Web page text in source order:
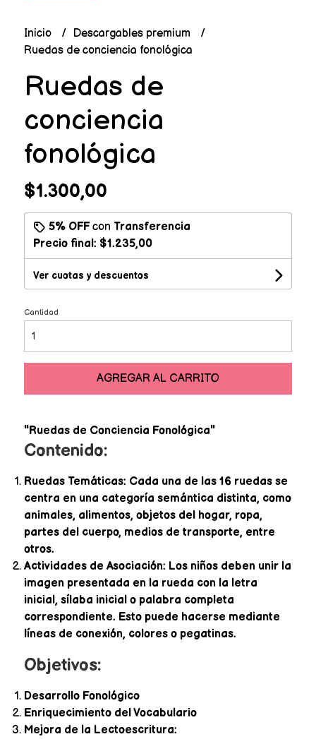
Inicio
Descargables premium
Ruedas de conciencia fonológica
Ruedas de
conciencia
fonológica
$1.300,00
5% OFFcon Transferencia
Precio final: $1.235,00
Ver cuotas y descuentos
Cantidad
AGREGAR AL CARRITO
"Ruedas de Conciencia Fonológica"
Contenido:
Ruedas Temáticas: Cada una de las 16 ruedas se
centra en una categoría semántica distinta, como
animales, alimentos, objetos del hogar, ropa,
partes del cuerpo, medios de transporte, entre
otros.
Actividades de Asociación: Los niños deben unir la
imagen presentada en la rueda con la letra
inicial, sílaba inicial o palabra completa
correspondiente. Esto puede hacerse mediante
líneas de conexión, colores o pegatinas.
Objetivos:
Desarrollo Fonológico
Enriquecimiento del Vocabulario
Mejora de la Lectoescritura: